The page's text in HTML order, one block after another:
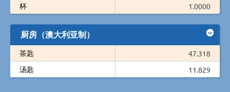
杯
1.0000
厨房（澳大利亚制）
茶匙
47.318
汤匙
11.829